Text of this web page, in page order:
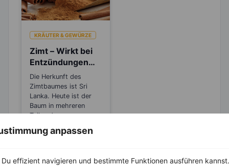
anpassen
effizient navigieren und bestimmte Funktionen ausführen
KRÄUTER & GEWÜRZE
Zimt – Wirkt bei
Entzündungen
und Rheuma
Die Herkunft des
Zimtbaumes ist Sri
Lanka. Heute ist der
Baum in mehreren
Teilen der...